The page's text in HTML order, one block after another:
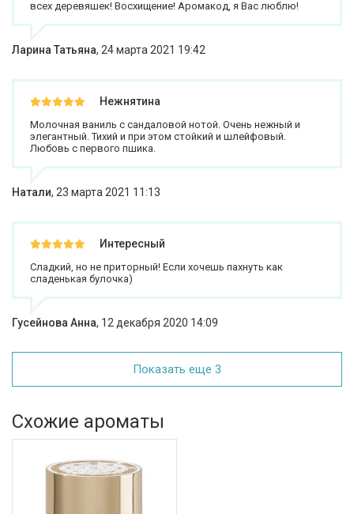
всех деревяшек! Восхищение! Аромакод, я Вас люблю!
Ларина Татьяна, 24 марта 2021 19:42
Нежнятина
Молочная ваниль с сандаловой нотой. Очень нежный и
элегантный. Тихий и при этом стойкий и шлейфовый.
Любовь с первого пшика.
Натали, 23 марта 2021 11:13
Интересный
Сладкий, но не приторный! Если хочешь пахнуть как
сладенькая булочка)
Гусейнова Анна, 12 декабря 2020 14:09
Показать еще 3
Схожие ароматы